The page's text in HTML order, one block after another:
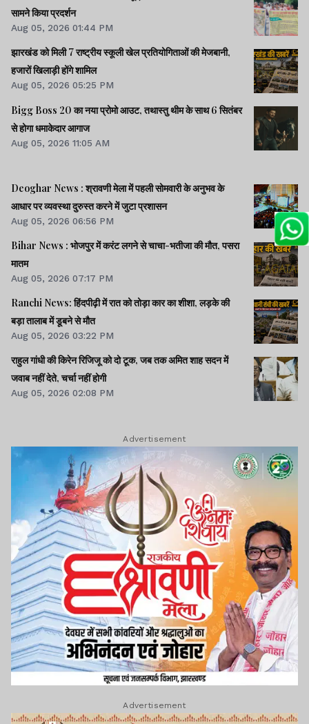
सामने किया प्रदर्शन
Aug 05, 2026 01:44 PM
झारखंड को मिली 7 राष्ट्रीय स्कूली खेल प्रतियोगिताओं की मेजबानी,
हजारों खिलाड़ी होंगे शामिल
Aug 05, 2026 05:25 PM
Bigg Boss 20 का नया प्रोमो आउट, तथास्तु थीम के साथ 6 सितंबर
से होगा धमाकेदार आगाज
Aug 05, 2026 11:05 AM
Deoghar News : श्रावणी मेला में पहली सोमवारी के अनुभव के
आधार पर व्यवस्था दुरुस्त करने में जुटा प्रशासन
Aug 05, 2026 06:56 PM
Bihar News : भोजपुर में करंट लगने से चाचा-भतीजा की मौत, पसरा
मातम
Aug 05, 2026 07:17 PM
Ranchi News: हिंदपीढ़ी में रात को तोड़ा कार का शीशा, लड़के की
बड़ा तालाब में डूबने से मौत
Aug 05, 2026 03:22 PM
राहुल गांधी की किरेन रिजिजू को दो टूक, जब तक अमित शाह सदन में
जवाब नहीं देते, चर्चा नहीं होगी
Aug 05, 2026 02:08 PM
Advertisement
Advertisement